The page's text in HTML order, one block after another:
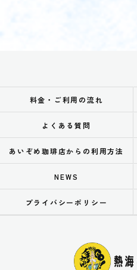
料金・ご利用の流れ
よくある質問
あいぞめ珈琲店からの利用方法
NEWS
プライバシーポリシー